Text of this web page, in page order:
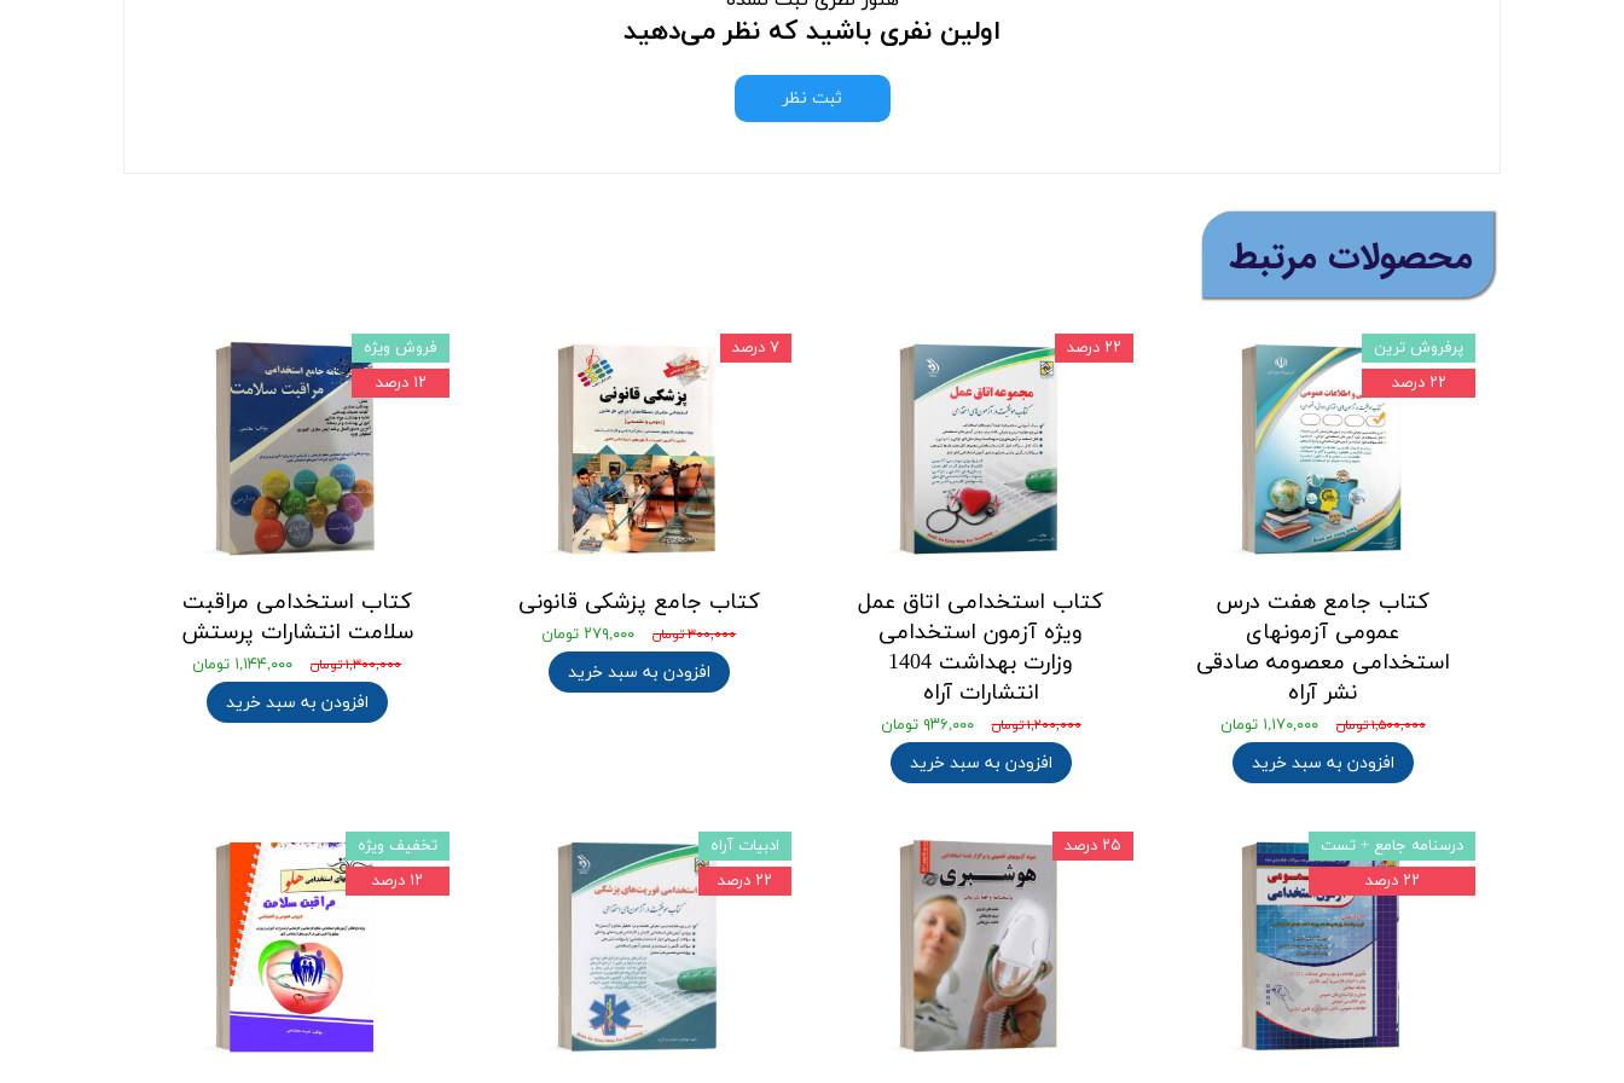
اولین نفری باشید که نظر می‌دهید
ثبت نظر
​محصولات مرتبط
کتاب جامع هفت درس
عمومی آزمونهای
استخدامی معصومه صادقی
نشر آراه
۱,۵۰۰,۰۰۰ تومان ۱,۱۷۰,۰۰۰ تومان
افزودن به سبد خرید
پرفروش ترین
۲۲ درصد
کتاب استخدامی اتاق عمل
ویژه آزمون استخدامی
وزارت بهداشت 1404
انتشارات آراه
۱,۲۰۰,۰۰۰ تومان ۹۳۶,۰۰۰ تومان
افزودن به سبد خرید
۲۲ درصد
کتاب جامع پزشکی قانونی
۳۰۰,۰۰۰ تومان ۲۷۹,۰۰۰ تومان
افزودن به سبد خرید
۷ درصد
کتاب استخدامی مراقبت
سلامت انتشارات پرستش
۱,۳۰۰,۰۰۰ تومان ۱,۱۴۴,۰۰۰ تومان
افزودن به سبد خرید
فروش ویژه
۱۲ درصد
درسنامه جامع + تست
۲۲ درصد
۲۵ درصد
ادبیات آراه
۲۲ درصد
تخفیف ویژه
۱۲ درصد